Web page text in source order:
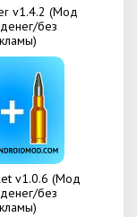
v1.4.2 (Мод
без
v1.0.6 (Мод
без